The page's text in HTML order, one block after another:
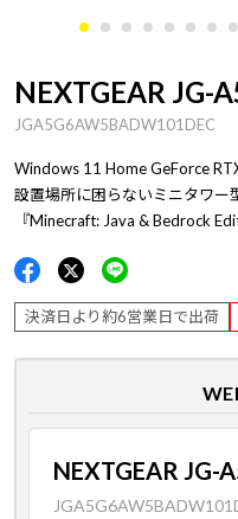
NEXTGEAR JG-
JGA5G6AW5BADW101DEC
Windows 11 Home GeForce
設置場所に困らないミニタワー
『Minecraft: Java & Bedrock
決済日より約6営業日で出荷
NEXTGEAR JG-